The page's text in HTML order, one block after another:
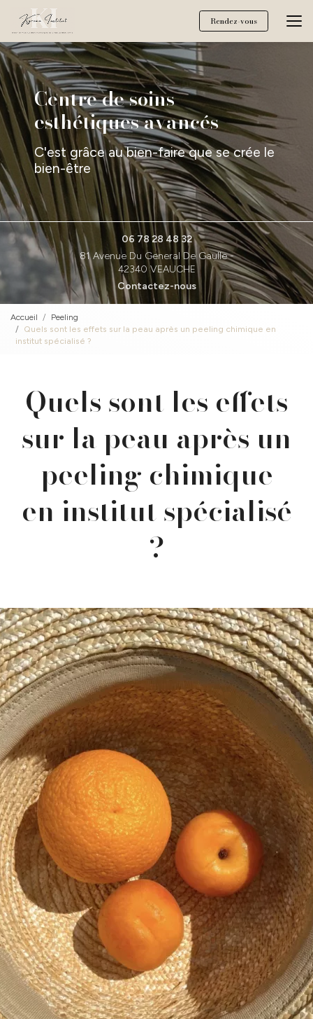
contenu
principal
Rendez-vous
Centre de soins
esthétiques avancés
C'est grâce au bien-faire que se crée le
bien-être
06 78 28 48 32
81 Avenue Du General De Gaulle -
42340 VEAUCHE
Contactez-nous
Accueil
Peeling
Quels sont les effets sur la peau après un peeling chimique en
institut spécialisé ?
Quels sont les effets
sur la peau après un
peeling chimique
en institut spécialisé
?